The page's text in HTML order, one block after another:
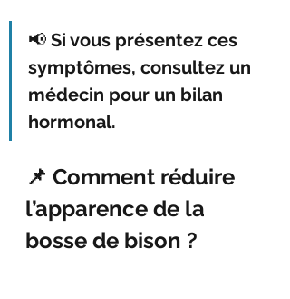
📢 Si vous présentez ces
symptômes, consultez un
médecin pour un bilan
hormonal.
📌 Comment réduire
l’apparence de la
bosse de bison ?